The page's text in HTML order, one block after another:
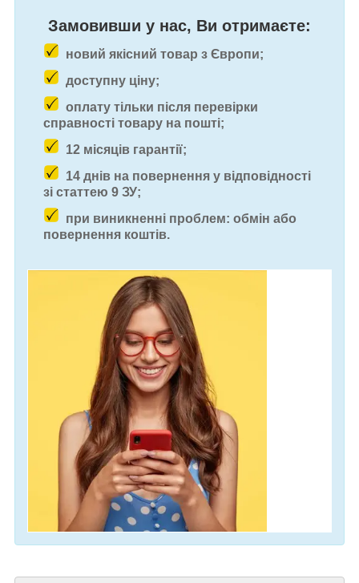
Замовивши у нас, Ви отримаєте:
новий якісний товар з Європи;
доступну ціну;
оплату тільки після перевірки
справності товару на пошті;
12 місяців гарантії;
14 днів на повернення у відповідності
зі статтею 9 ЗУ;
при виникненні проблем: обмін або
повернення коштів.